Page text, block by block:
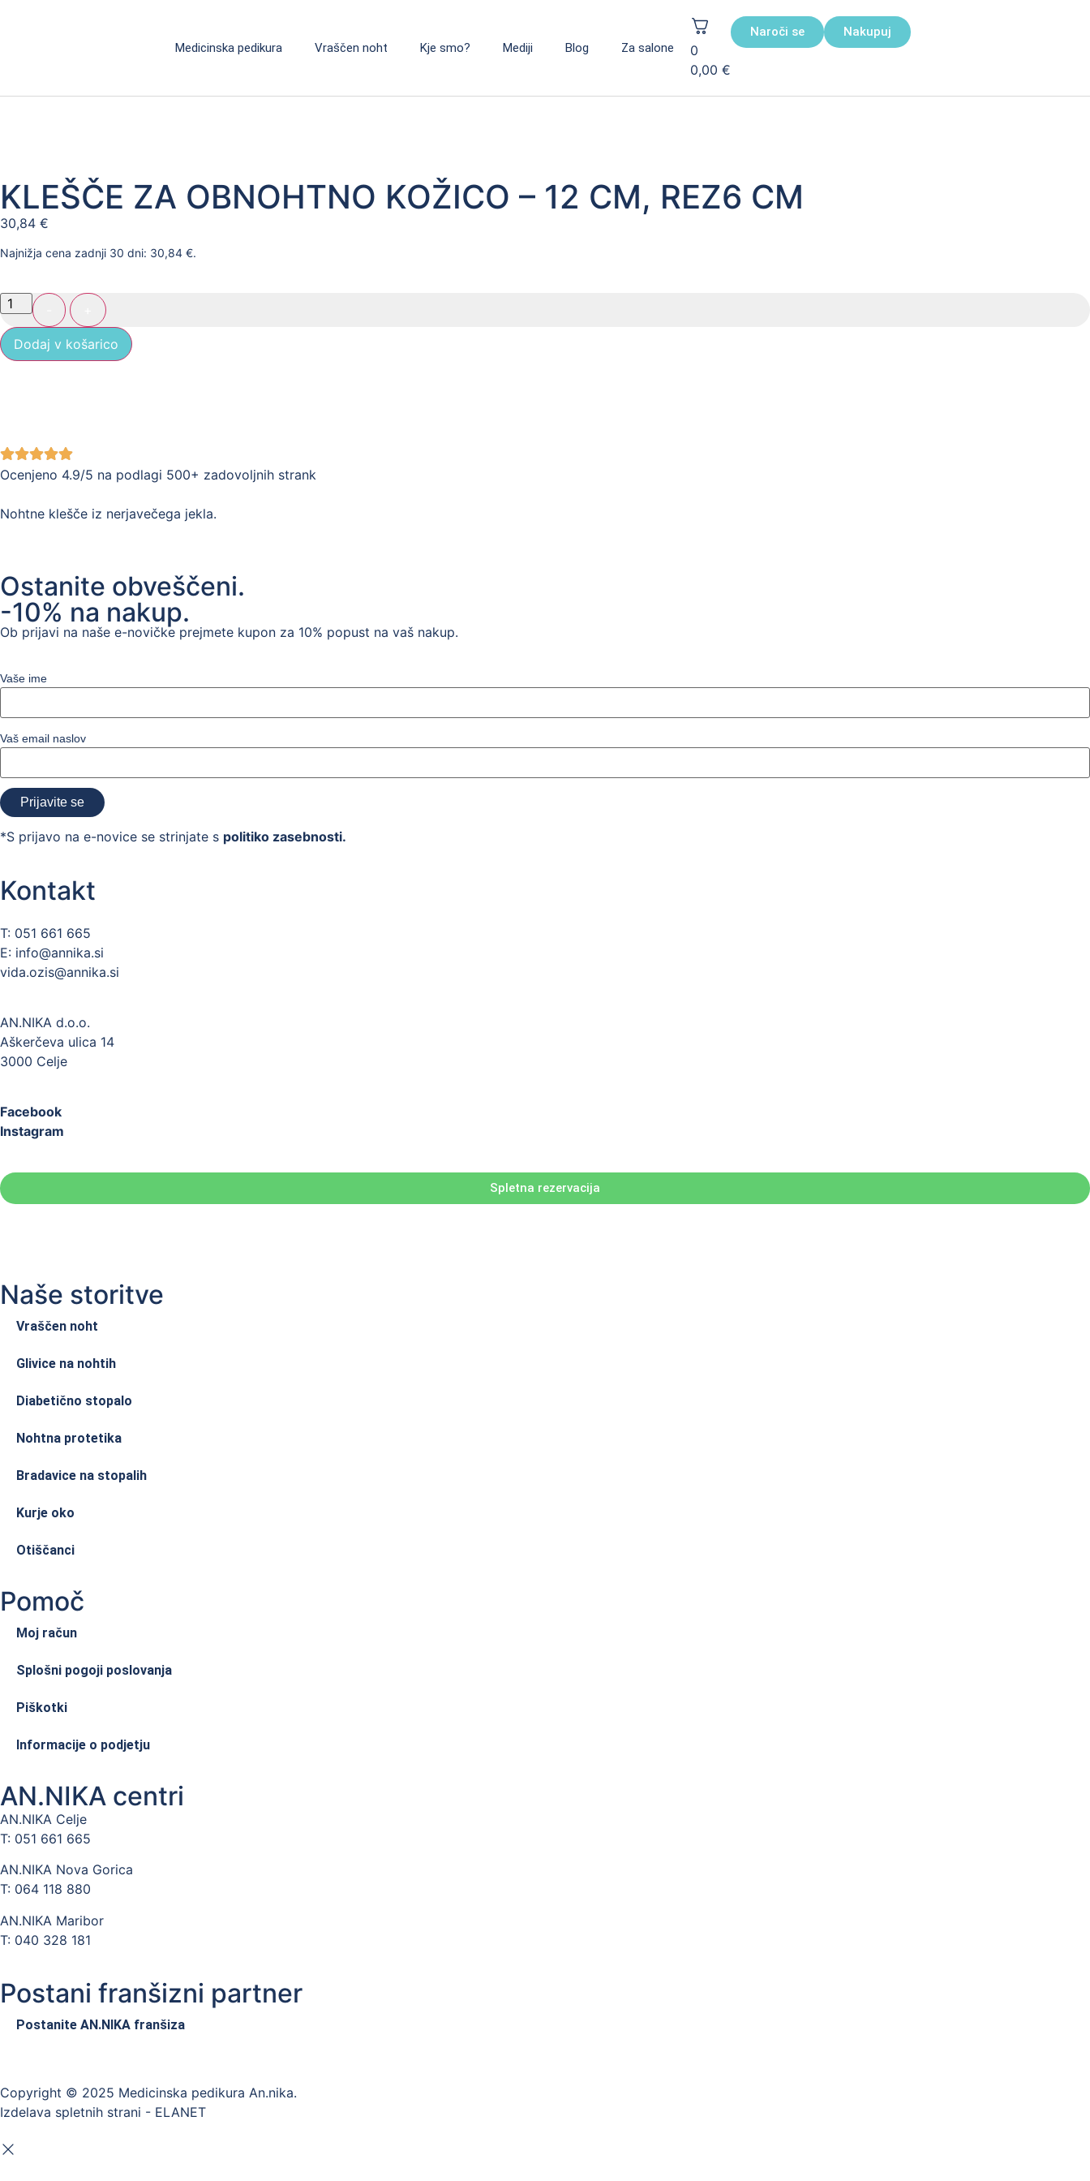
Medicinska pedikura Vraščen noht Kje smo? Mediji Blog Za salone
0
0,00 €
Naroči se Nakupuj
KLEŠČE ZA OBNOHTNO KOŽICO – 12 CM, REZ6 CM
30,84 €
Najnižja cena zadnji 30 dni: 30,84 €.
Dodaj v košarico
Ocenjeno 4.9/5 na podlagi 500+ zadovoljnih strank
Nohtne klešče iz nerjavečega jekla.
Ostanite obveščeni.
-10% na nakup.
Ob prijavi na naše e-novičke prejmete kupon za 10% popust na vaš nakup.
Vaše ime
Vaš email naslov
*S prijavo na e-novice se strinjate s politiko zasebnosti.
Kontakt
T: 051 661 665
E: info@annika.si
vida.ozis@annika.si
AN.NIKA d.o.o.
Aškerčeva ulica 14
3000 Celje
Facebook
Instagram
Spletna rezervacija
Naše storitve
Vraščen noht
Glivice na nohtih
Diabetično stopalo
Nohtna protetika
Bradavice na stopalih
Kurje oko
Otiščanci
Pomoč
Moj račun
Splošni pogoji poslovanja
Piškotki
Informacije o podjetju
AN.NIKA centri
AN.NIKA Celje
T: 051 661 665
AN.NIKA Nova Gorica
T: 064 118 880
AN.NIKA Maribor
T: 040 328 181
Postani franšizni partner
Postanite AN.NIKA franšiza
Copyright © 2025 Medicinska pedikura An.nika.
Izdelava spletnih strani - ELANET